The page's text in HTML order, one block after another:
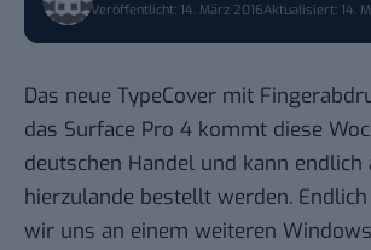
Veröffentlicht: 14. März 2016Aktualisiert: 14.
Das neue TypeCover mit
das Surface Pro 4 kommt diese
deutschen Handel und kann endlich
hierzulande bestellt werden.
wir uns an einem weiteren